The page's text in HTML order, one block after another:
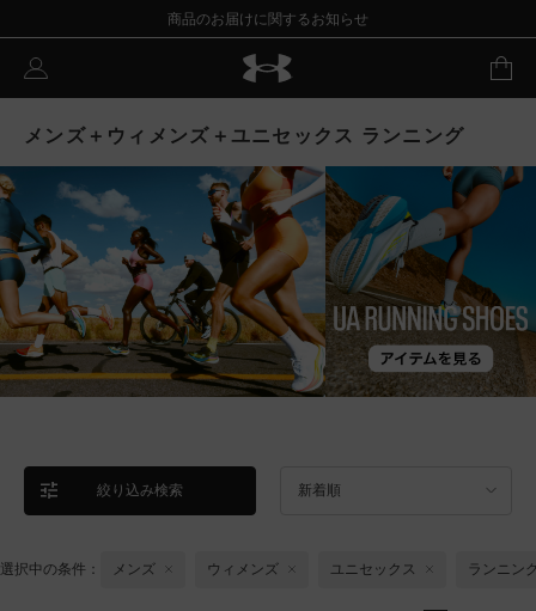
商品のお届けに関するお知らせ
メンズ＋ウィメンズ＋ユニセックス ランニング
絞り込み検索 新着順
選択中の条件： メンズ ウィメンズ ユニセックス ランニン